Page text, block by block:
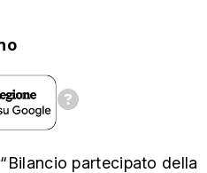
partecipato della